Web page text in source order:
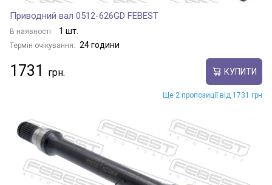
Приводний вал 0512-626GD FEBEST
В наявності: 1 шт.
Термін очікування: 24 години
1731 КУПИТИ
Ще 2 пропозиції від 1731 грн